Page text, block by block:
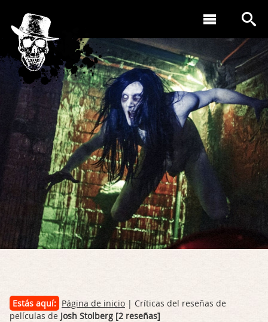
Estás aquí: Página de inicio | Críticas del reseñas de
películas de Josh Stolberg [2 reseñas]